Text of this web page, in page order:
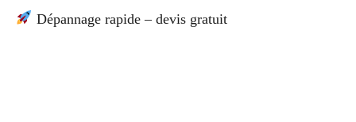
Dépannage rapide – devis gratuit